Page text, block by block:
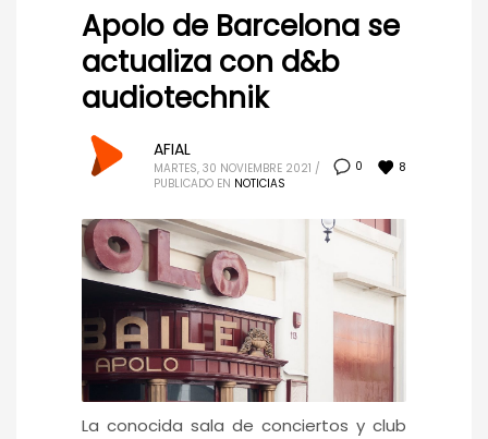
Apolo de Barcelona se
actualiza con d&b
audiotechnik
0 8
AFIAL
MARTES, 30 NOVIEMBRE 2021 /
PUBLICADO EN NOTICIAS
La conocida sala de conciertos y club